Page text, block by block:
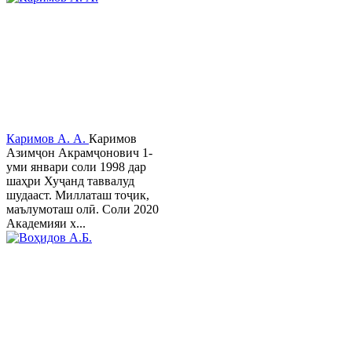
Каримов А. А. Каримов
Азимҷон Акрамҷонович 1-
уми январи соли 1998 дар
шаҳри Хуҷанд таввалуд
шудааст. Миллаташ тоҷик,
маълумоташ олӣ. Соли 2020
Академияи х...